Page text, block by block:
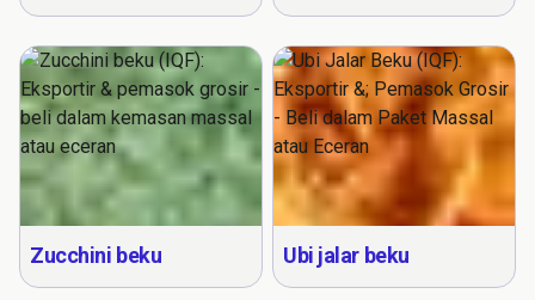
Zucchini beku Ubi jalar beku